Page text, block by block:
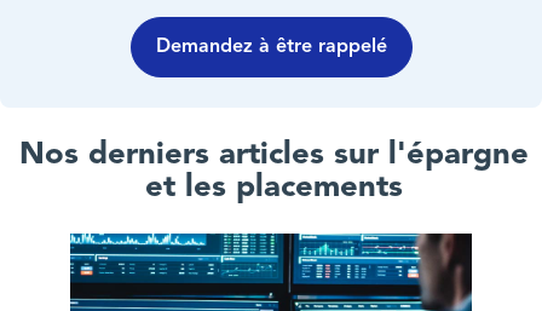
Demandez à être rappelé
Nos derniers articles sur l'épargne
et les placements